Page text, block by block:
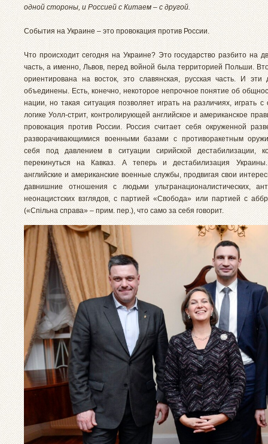
одной стороны, и Россией с Китаем – с другой.
События на Украине – это провокация против России.
Что происходит сегодня на Украине? Это государство разбито на
часть, а именно, Львов, перед войной была территорией Польши.
ориентирована на восток, это славянская, русская часть. И эти
объединены. Есть, конечно, некоторое непрочное понятие об
нации, но такая ситуация позволяет играть на различиях, играть с
логике Уолл-стрит, контролирующей английское и американское
провокация против России. Россия считает себя окруженной
разворачивающимися военными базами с противоракетным
себя под давлением в ситуации сирийской дестабилизации,
перекинуться на Кавказ. А теперь и дестабилизация
английские и американские военные службы, продвигая свои
давнишние отношения с людьми ультранационалистических,
неонацистских взглядов, с партией «Свобода» или партией с
(«Спільна справа» – прим. пер.), что само за себя говорит.